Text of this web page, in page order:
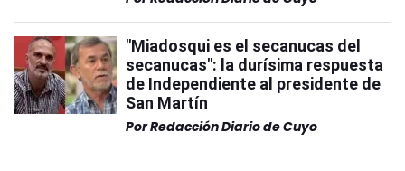
"Miadosqui es el secanucas del
secanucas": la durísima respuesta
de Independiente al presidente de
San Martín
PorRedacción Diario de Cuyo